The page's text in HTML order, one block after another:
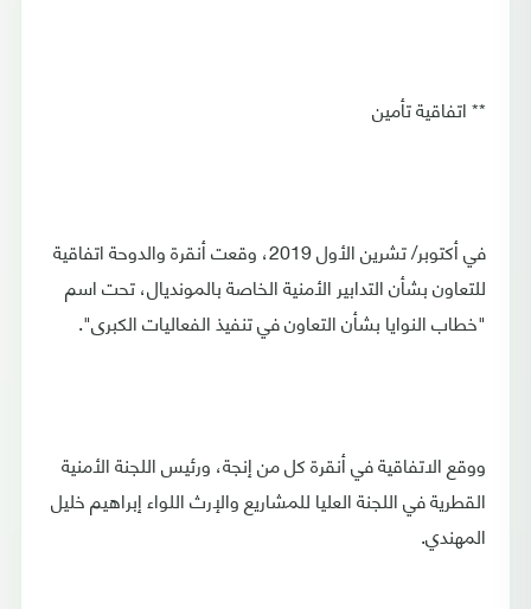
** اتفاقية تأمين
في أكتوبر/ تشرين الأول 2019، وقعت أنقرة والدوحة اتفاقية
للتعاون بشأن التدابير الأمنية الخاصة بالمونديال، تحت اسم
"خطاب النوايا بشأن التعاون في تنفيذ الفعاليات الكبرى".
ووقع الاتفاقية في أنقرة كل من إنجة، ورئيس اللجنة الأمنية
القطرية في اللجنة العليا للمشاريع والإرث اللواء إبراهيم خليل
المهندي.